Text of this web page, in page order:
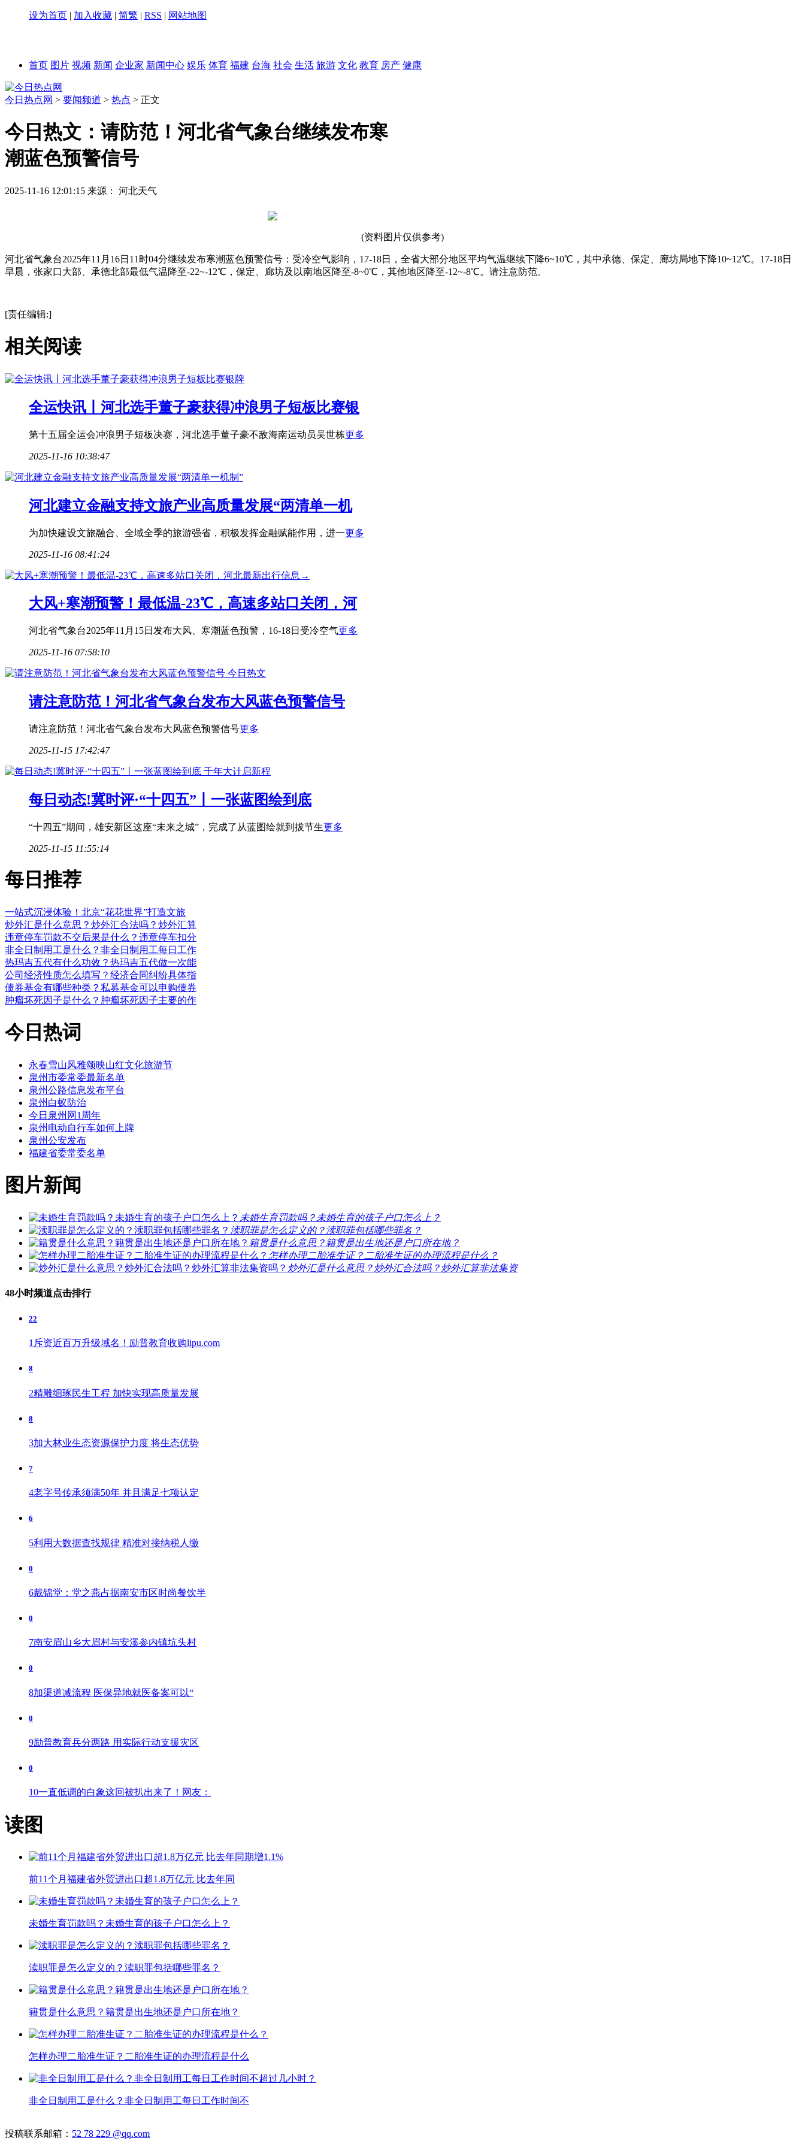
设为首页 | 加入收藏 | 简繁 | RSS | 网站地图
首页 图片 视频 新闻 企业家 新闻中心 娱乐 体育 福建 台海 社会 生活 旅游 文化 教育 房产 健康
今日热点网 > 要闻频道 > 热点 > 正文
今日热文：请防范！河北省气象台继续发布寒
潮蓝色预警信号
2025-11-16 12:01:15 来源： 河北天气
(资料图片仅供参考)
河北省气象台2025年11月16日11时04分继续发布寒潮蓝色预警信号：受冷空气影响，17-18日，全省大部分地区平均气温继续下降6~10℃，其中承德、保定、廊坊局地下降10~12℃。17-18日
早晨，张家口大部、承德北部最低气温降至-22~-12℃，保定、廊坊及以南地区降至-8~0℃，其他地区降至-12~-8℃。请注意防范。
[责任编辑:]
相关阅读
全运快讯丨河北选手董子豪获得冲浪男子短板比赛银
第十五届全运会冲浪男子短板决赛，河北选手董子豪不敌海南运动员吴世栋更多
2025-11-16 10:38:47
河北建立金融支持文旅产业高质量发展“两清单一机
为加快建设文旅融合、全域全季的旅游强省，积极发挥金融赋能作用，进一更多
2025-11-16 08:41:24
大风+寒潮预警！最低温-23℃，高速多站口关闭，河
河北省气象台2025年11月15日发布大风、寒潮蓝色预警，16-18日受冷空气更多
2025-11-16 07:58:10
请注意防范！河北省气象台发布大风蓝色预警信号
请注意防范！河北省气象台发布大风蓝色预警信号更多
2025-11-15 17:42:47
每日动态!冀时评·“十四五”丨一张蓝图绘到底
“十四五”期间，雄安新区这座“未来之城”，完成了从蓝图绘就到拔节生更多
2025-11-15 11:55:14
每日推荐
一站式沉浸体验！北京“花花世界”打造文旅
炒外汇是什么意思？炒外汇合法吗？炒外汇算
违章停车罚款不交后果是什么？违章停车扣分
非全日制用工是什么？非全日制用工每日工作
热玛吉五代有什么功效？热玛吉五代做一次能
公司经济性质怎么填写？经济合同纠纷具体指
债券基金有哪些种类？私募基金可以申购债券
肿瘤坏死因子是什么？肿瘤坏死因子主要的作
今日热词
永春雪山风雅颂映山红文化旅游节
泉州市委常委最新名单
泉州公路信息发布平台
泉州白蚁防治
今日泉州网1周年
泉州电动自行车如何上牌
泉州公安发布
福建省委常委名单
图片新闻
未婚生育罚款吗？未婚生育的孩子户口怎么上？
渎职罪是怎么定义的？渎职罪包括哪些罪名？
籍贯是什么意思？籍贯是出生地还是户口所在地？
怎样办理二胎准生证？二胎准生证的办理流程是什么？
炒外汇是什么意思？炒外汇合法吗？炒外汇算非法集资
48小时频道点击排行
22
1 斥资近百万升级域名！励普教育收购lipu.com
8
2精雕细琢民生工程 加快实现高质量发展
8
3加大林业生态资源保护力度 将生态优势
7
4老字号传承须满50年 并且满足七项认定
6
5利用大数据查找规律 精准对接纳税人缴
0
6戴锦堂：堂之燕占据南安市区时尚餐饮半
0
7南安眉山乡大眉村与安溪参内镇坑头村
0
8加渠道减流程 医保异地就医备案可以“
0
9励普教育兵分两路 用实际行动支援灾区
0
10一直低调的白象这回被扒出来了！网友：
读图
前11个月福建省外贸进出口超1.8万亿元 比去年同
未婚生育罚款吗？未婚生育的孩子户口怎么上？
渎职罪是怎么定义的？渎职罪包括哪些罪名？
籍贯是什么意思？籍贯是出生地还是户口所在地？
怎样办理二胎准生证？二胎准生证的办理流程是什么
非全日制用工是什么？非全日制用工每日工作时间不
投稿联系邮箱： 52 78 229 @qq.com